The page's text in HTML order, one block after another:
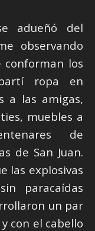
adueñó del
observando
conforman los
ropa en
a las amigas,
muebles a
de
de San Juan.
las explosivas
paracaídas
un par
con el cabello